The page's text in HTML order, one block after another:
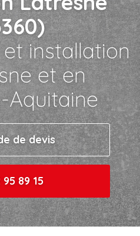
installation
et en
Aquitaine
de devis
95 89 15